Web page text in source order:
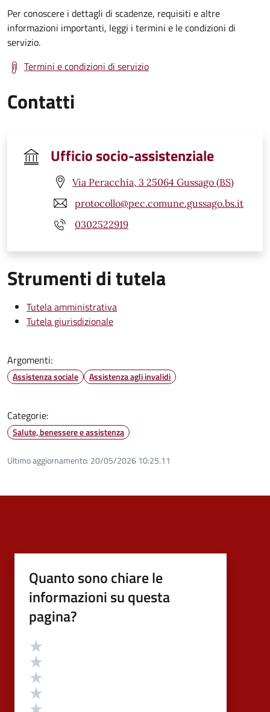
Per conoscere i dettagli di scadenze, requisiti e altre
informazioni importanti, leggi i termini e le condizioni di
servizio.
Termini e condizioni di servizio
Contatti
Ufficio socio-assistenziale
Via Peracchia, 3 25064 Gussago (BS)
protocollo@pec.comune.gussago.bs.it
0302522919
Strumenti di tutela
Tutela amministrativa
Tutela giurisdizionale
Argomenti:
Assistenza sociale Assistenza agli invalidi
Categorie:
Salute, benessere e assistenza
Ultimo aggiornamento: 20/05/2026 10:25.11
Quanto sono chiare le
informazioni su questa
pagina?
Valutazione